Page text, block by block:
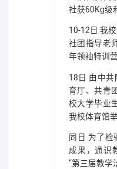
社获60Kg级
10-12日 我
社团指导老
年领袖特训
18日 由中
育厅、共青
校大学毕业
我校体育馆举
同日 为了
成果，通识
“第三届教学